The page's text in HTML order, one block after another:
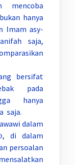
mencoba
hanya
Imam asy-
saja,
bersifat
pada
hanya
saja.
dalam
,
di dalam
persoalan